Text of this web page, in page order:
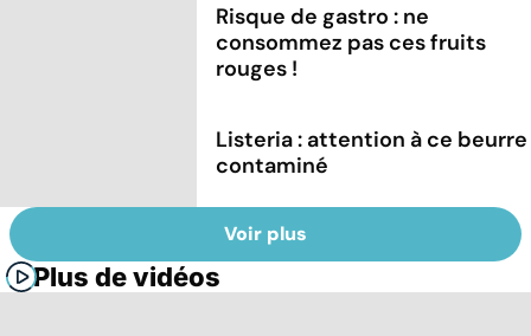
Risque de gastro : ne
consommez pas ces fruits
rouges !
Listeria : attention à ce beurre
contaminé
Voir plus
Plus de vidéos